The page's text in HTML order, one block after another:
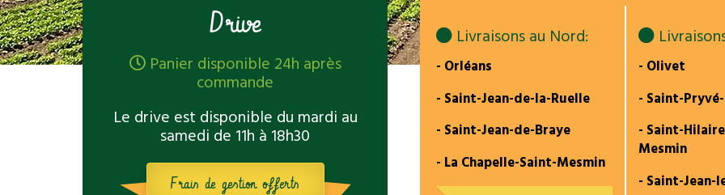
Drive
Panier disponible 24h après
commande
Le drive est disponible du mardi au
samedi de 11h à 18h30
Frais de gestion offerts
Livraisons au Nord:
- Orléans
- Saint-Jean-de-la-Ruelle
- Saint-Jean-de-Braye
- La Chapelle-Saint-Mesmin
- Olivet
- Saint-
- Saint-
Mesmin
- Saint-Jean-